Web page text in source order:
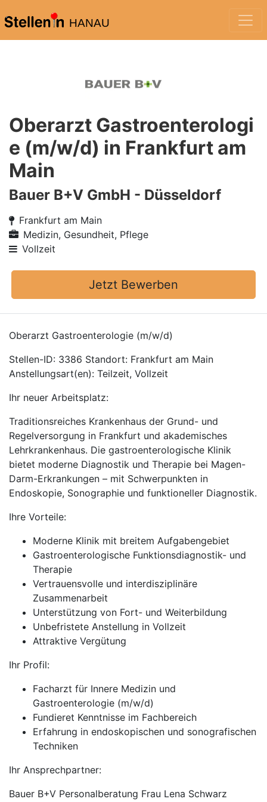
HANAU
Oberarzt Gastroenterologi
e (m/w/d) in Frankfurt am
Main
Bauer B+V GmbH - Düsseldorf
Frankfurt am Main
Medizin, Gesundheit, Pflege
Vollzeit
Jetzt Bewerben
Oberarzt Gastroenterologie (m/w/d)
Stellen-ID: 3386 Standort: Frankfurt am Main
Anstellungsart(en): Teilzeit, Vollzeit
Ihr neuer Arbeitsplatz:
Traditionsreiches Krankenhaus der Grund- und
Regelversorgung in Frankfurt und akademisches
Lehrkrankenhaus. Die gastroenterologische Klinik
bietet moderne Diagnostik und Therapie bei Magen-
Darm-Erkrankungen – mit Schwerpunkten in
Endoskopie, Sonographie und funktioneller Diagnostik.
Ihre Vorteile:
Moderne Klinik mit breitem Aufgabengebiet
Gastroenterologische Funktionsdiagnostik- und
Therapie
Vertrauensvolle und interdisziplinäre
Zusammenarbeit
Unterstützung von Fort- und Weiterbildung
Unbefristete Anstellung in Vollzeit
Attraktive Vergütung
Ihr Profil:
Facharzt für Innere Medizin und
Gastroenterologie (m/w/d)
Fundieret Kenntnisse im Fachbereich
Erfahrung in endoskopischen und sonografischen
Techniken
Ihr Ansprechpartner:
Bauer B+V Personalberatung Frau Lena Schwarz